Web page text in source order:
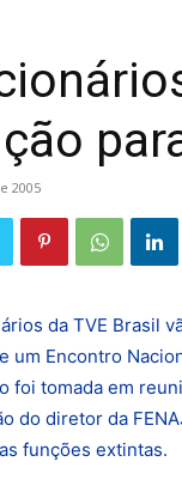
2005
da TVE Brasil
um Encontro
foi tomada em
do diretor da
funções extintas.